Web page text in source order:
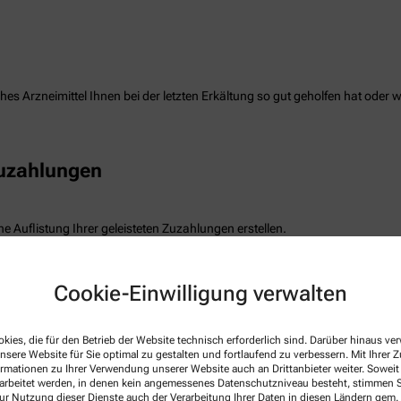
Cookie-Einwilligung verwalten
die für den Betrieb der Website technisch erforderlich sind. Darüber hinaus
Website für Sie optimal zu gestalten und fortlaufend zu verbessern. Mit Ihrer
zu Ihrer Verwendung unserer Website auch an Drittanbieter weiter. Soweit
werden, in denen kein angemessenes Datenschutzniveau besteht, stimmen
Nutzung dieser Dienste auch der Verarbeitung Ihrer Daten in diesen Ländern
Arzneimittel Ihnen bei der letzten Erkältung so gut geholfen hat oder
Auflistung Ihrer geleisteten Zuzahlungen erstellen.
Befreiung der gesetzlichen Zuzahlung haben, können wir diese Info